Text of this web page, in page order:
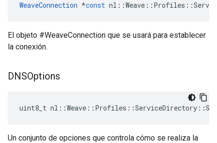
WeaveConnection *const nl ::Weave :: Profiles ::
El objeto #WeaveConnection que se usará para establecer
la conexión.
DNSOptions
uint8_t
Un conjunto de opciones que controla cómo se realiza la